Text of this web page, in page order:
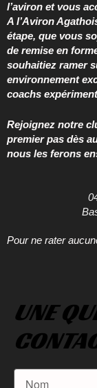
l’aviron et vous
A l’Aviron
étape, que vous
de remise en
souhaitiez ramer
environnement
coachs
Rejoignez notre
premier pas dès
nous les ferons
Pour ne rater
UNE